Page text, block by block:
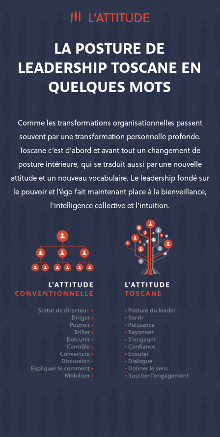
L’ATTITUDE
LA POSTURE DE
LEADERSHIP TOSCANE EN
QUELQUES MOTS
Comme les transformations organisationnelles passent
souvent par une transformation personnelle profonde.
Toscane c’est d’abord et avant tout un changement de
posture intérieure, qui se traduit aussi par une nouvelle
attitude et un nouveau vocabulaire. Le leadership fondé sur
le pouvoir et l’égo fait maintenant place à la bienveillance,
l’intelligence collective et l’intuition.